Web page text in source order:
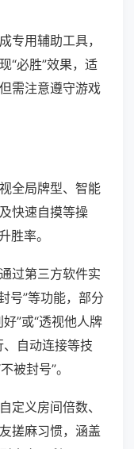
专用辅助工具，
“必胜”效果，适
需注意遵守游戏
全局牌型、智能
快速自摸等操
胜率。
过第三方软件实
号”等功能，部分
”或“透视他人牌
自动连接等技
被封号”。
定义房间倍数、
搓麻习惯，涵盖